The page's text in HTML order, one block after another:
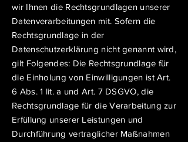
wir Ihnen die Rechtsgrundlagen unserer
Datenverarbeitungen mit. Sofern die
Rechtsgrundlage in der
Datenschutzerklärung nicht genannt wird,
gilt Folgendes: Die Rechtsgrundlage für
die Einholung von Einwilligungen ist Art.
6 Abs. 1 lit. a und Art. 7 DSGVO, die
Rechtsgrundlage für die Verarbeitung zur
Erfüllung unserer Leistungen und
Durchführung vertraglicher Maßnahmen